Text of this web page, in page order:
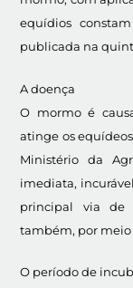
equídios
publicada na
A doença
O mormo é
atinge os
Ministério da
imediata,
principal via de
também, por meio
O período de